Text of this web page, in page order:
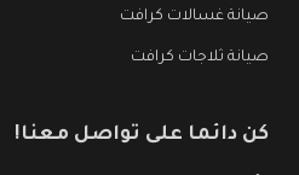
صيانة غسالات كرافت
صيانة ثلاجات كرافت
كن دائما على تواصل معنا!